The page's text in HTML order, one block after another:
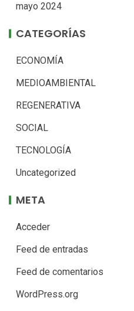
mayo 2024
CATEGORÍAS
ECONOMÍA
MEDIOAMBIENTAL
REGENERATIVA
SOCIAL
TECNOLOGÍA
Uncategorized
META
Acceder
Feed de entradas
Feed de comentarios
WordPress.org